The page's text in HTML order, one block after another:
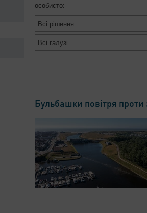
особисто:
Бульбашки повітря